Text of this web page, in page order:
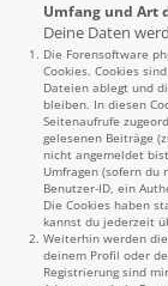
Umfang und Art
Deine Daten
Die Forensoftware
Cookies. Cookies
Dateien ablegt und
bleiben. In diesen
Seitenaufrufe
gelesenen Beiträge
nicht angemeldet
Umfragen (sofern du
Benutzer-ID, ein
Die Cookies haben
kannst du jederzeit
Weiterhin werden
deinem Profil oder
Registrierung sind